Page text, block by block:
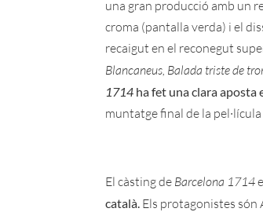
una gran producció amb un
croma (pantalla verda) i el
recaigut en el reconegut
Blancaneus, Balada triste de
1714 ha fet una clara
muntatge final de la
El càsting de Barcelona 1714
català. Els protagonistes